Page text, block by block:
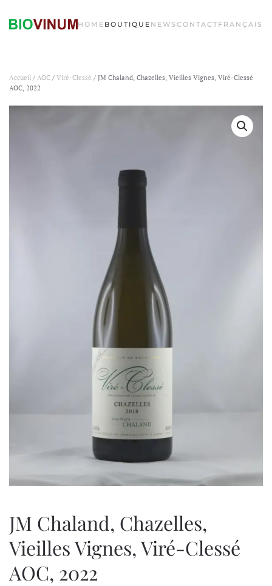
HOME BOUTIQUE NEWS CONTACT FRANÇAIS
Accueil / AOC / Viré-Clessé / JM Chaland, Chazelles, Vieilles Vignes, Viré-Clessé
AOC, 2022
JM Chaland, Chazelles,
Vieilles Vignes, Viré-Clessé
AOC, 2022